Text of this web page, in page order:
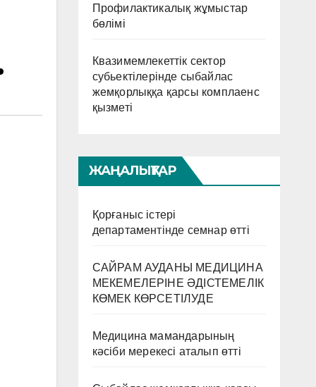
Профилактикалық жұмыстар
бөлімі
Квазимемлекеттік сектор
субьектілерінде сыбайлас
жемқорлыққа қарсы комплаенс
қызметі
ЖАҢАЛЫҚТАР
Қорғаныс істері
департаментінде семнар өтті
САЙРАМ АУДАНЫ МЕДИЦИНА
МЕКЕМЕЛЕРІНЕ ӘДІСТЕМЕЛІК
КӨМЕК КӨРСЕТІЛУДЕ
Медицина мамандарының
кәсіби мерекесі аталып өтті